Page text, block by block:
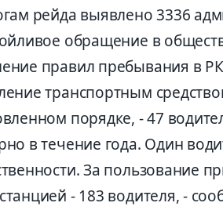
рейда выявлено 3336
обращение в
правил пребывания в
транспортным
порядке, - 47
в течение года. Один
За пользование
- 183 водителя, -